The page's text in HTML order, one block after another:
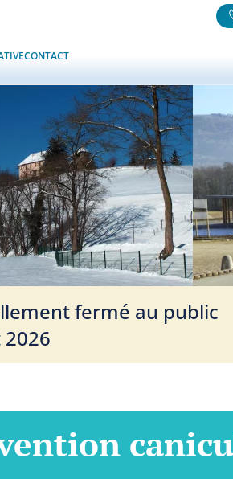
CONTACT
fermé au public
2026